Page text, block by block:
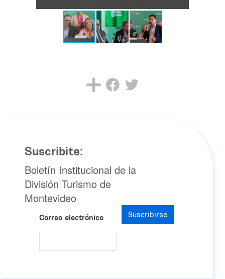
Suscribite:
Boletín Institucional de la
División Turismo de
Montevideo
Correo electrónico Suscribirse